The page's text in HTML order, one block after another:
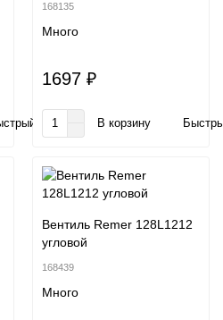
заказ
168135
Много
1697 ₽
В корзину
Вентиль Remer 128L1212
угловой
168439
Много